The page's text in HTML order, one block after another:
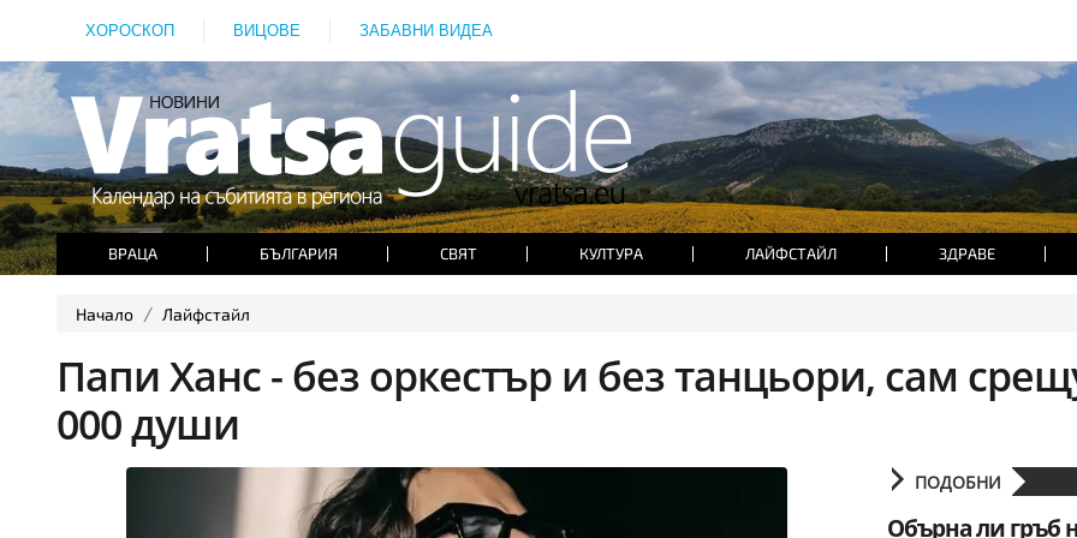
ХОРОСКОП ВИЦОВЕ ЗАБАВНИ ВИДЕА
ВРАЦА БЪЛГАРИЯ СВЯТ КУЛТУРА ЛАЙФСТАЙЛ ЗДРАВЕ
Начало Лайфстайл
Папи Ханс - без оркестър и без танцьори, сам
000 души
ПОДОБНИ
Обърна ли гръб